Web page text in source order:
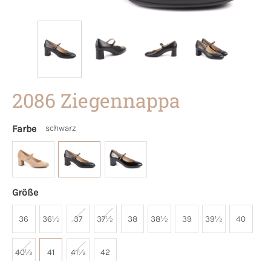
2086 Ziegennappa
Farbe schwarz
Größe
36 36½ 37 37½ 38 38½ 39 39½ 40
40½ 41 41½ 42